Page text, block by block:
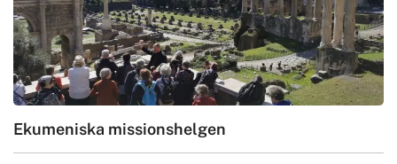
Ekumeniska missionshelgen